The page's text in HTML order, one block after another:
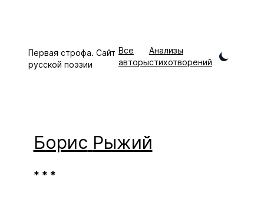
Первая строфа. Сайт
русской поэзии
Все
авторы
Анализы
стихотворений
Борис Рыжий
* * *